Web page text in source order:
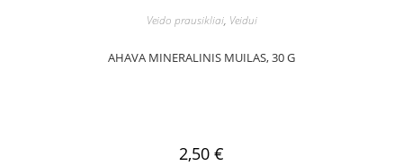
Veido prausikliai, Veidui
AHAVA MINERALINIS MUILAS, 30 G
2,50 €